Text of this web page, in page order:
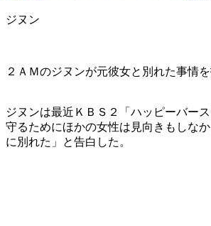
ジヌン
２ＡＭのジヌンが元彼女と別れた事情を
ジヌンは最近ＫＢＳ２「ハッピーバー
守るためにほかの女性は見向きもしな
に別れた」と告白した。